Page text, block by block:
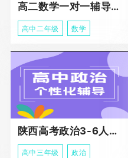
高二数学一对一辅导课程
高中二年级 数学
陕西高考政治3-6人班课程
高中三年级 政治